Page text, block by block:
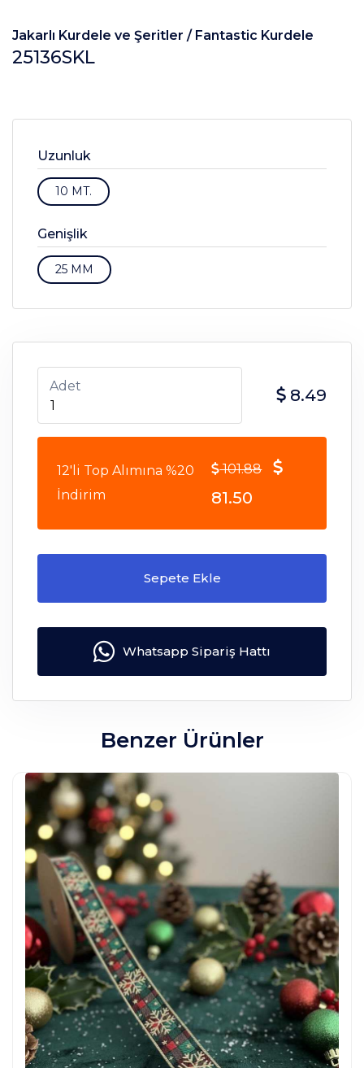
Jakarlı Kurdele ve Şeritler / Fantastic Kurdele
25136SKL
Uzunluk
10 MT.
Genişlik
25 MM
Adet 8.49
12'li Top Alımına %20
İndirim
101.88
81.50
Sepete Ekle
Whatsapp Sipariş Hattı
Benzer Ürünler